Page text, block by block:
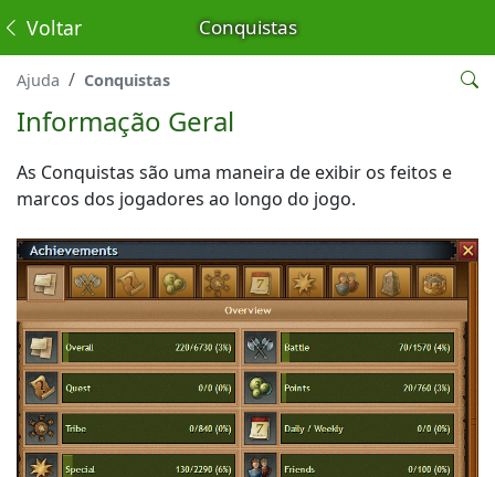
Conquistas
Voltar
Ajuda Conquistas
Informação Geral
As Conquistas são uma maneira de exibir os feitos e
marcos dos jogadores ao longo do jogo.